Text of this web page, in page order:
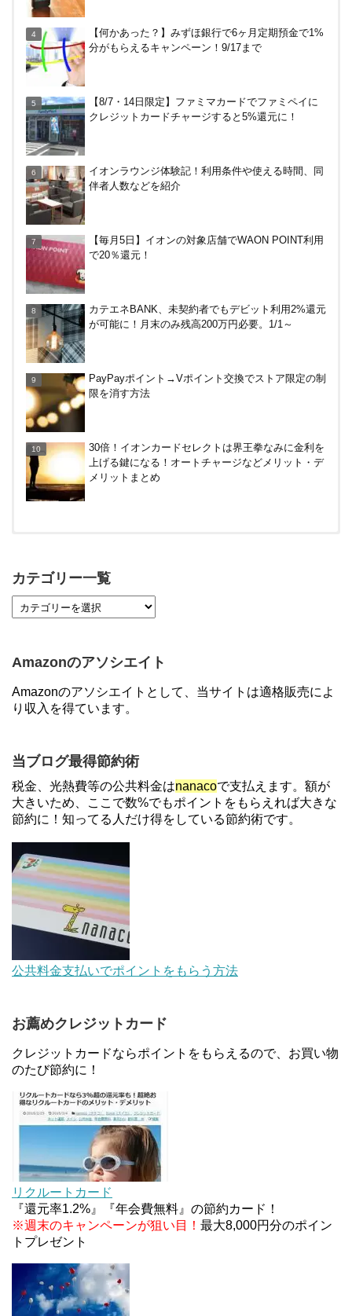
札内と改札外の違いなど
後の対応、仕上がり時間などまとめ
どこ？雨でもやる？料金は？
で。10/30まで
トリ、ビックカメラなど。～7/31
【何かあった？】みずほ銀行で6ヶ月定期預金で1%
分がもらえるキャンペーン！9/17まで
【8/7・14日限定】ファミマカードでファミペイに
クレジットカードチャージすると5%還元に！
イオンラウンジ体験記！利用条件や使える時間、同
伴者人数などを紹介
【毎月5日】イオンの対象店舗でWAON POINT利用
で20％還元！
カテエネBANK、未契約者でもデビット利用2%還元
が可能に！月末のみ残高200万円必要。1/1～
PayPayポイント→Vポイント交換でストア限定の制
限を消す方法
30倍！イオンカードセレクトは界王拳なみに金利を
上げる鍵になる！オートチャージなどメリット・デ
メリットまとめ
【7/21まで】エアウォレット(COIN+)で最大98,300
【2倍増量】PayPayカード、まるごとフラットリボ
登録と3回利用で10000ptがもらえるキャンペーン！
3/31まで
【解決】マリオットボンヴォイにログインできな
い、パスワード変更不可の原因はコレでした。
au Pay等に等価交換できる「えらべるギフト」がフ
ァミリマートとミニストップで登場！WAON1%還
JCBカードWでApple Pay追加時のナビダイヤル
0570を回避する方法
ソニーフィナンシャルグループの株主限定！2万円
もらえる口座開設キャンペーン。7/31まで
住信SBIネット銀行のデビットカードPoint＋で最大
2%還元！V NEOバンクデビットとどっちが良い？
条件などまとめ
【対象者限定】楽天ペイで決済すると最大300ポイ
ントキャンペーン！～6/1
デジタルギフト改悪でいろいろ手数料徴収へ！8/3
カテゴリー一覧
Amazonのアソシエイト
Amazonのアソシエイトとして、当サイトは適格販売によ
り収入を得ています。
当ブログ最得節約術
税金、光熱費等の公共料金はnanacoで支払えます。額が
大きいため、ここで数%でもポイントをもらえれば大きな
節約に！知ってる人だけ得をしている節約術です。
公共料金支払いでポイントをもらう方法
お薦めクレジットカード
クレジットカードならポイントをもらえるので、お買い物
のたび節約に！
リクルートカード
『還元率1.2%』『年会費無料』の節約カード！
※週末のキャンペーンが狙い目！ 最大8,000円分のポイン
トプレゼント